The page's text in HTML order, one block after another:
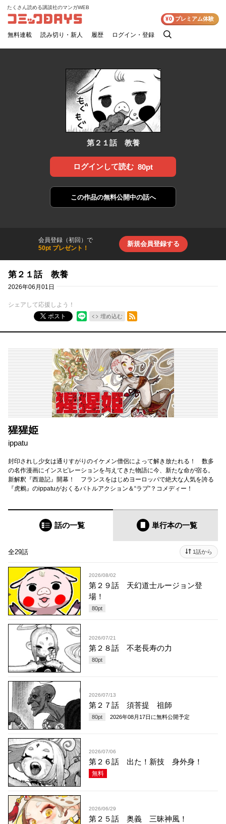
コミックDAYS
たくさん読める講談社のマンガWEB
無料連載 読み切り・新人 履歴 ログイン・登録
検
¥0 プレミアム体験
第２１話 教養
ログインして読む 80pt
この作品の無料公開中の話へ
会員登録（初回）で
50pt プレゼント！
新規会員登録する
第２１話 教養
2026年06月01日
シェアして応援しよう！
ポスト
埋め込む
RSSフィード
猩猩姫
ippatu
封印されし少女は通りすがりのイケメン僧侶によって解き放たれる！ 数多
の名作漫画にインスピレーションを与えてきた物語に今、新たな命が宿る。
新解釈『西遊記』開幕！ フランスをはじめヨーロッパで絶大な人気を誇る
『虎鶫』のippatuがおくるバトルアクション＆“ラブ”？コメディー！
話の一覧 単行本の一覧
全29話 1話から
2026/08/02
第２９話 天幻道士ルージョン登
場！
80pt
2026/07/21
第２８話 不老長寿の力
80pt
2026/07/13
第２７話 須菩提 祖師
80pt 2026年08月17日 に無料公開予定
2026/07/06
第２６話 出た！新技 身外身！
無料
2026/06/29
第２５話 奥義 三昧神風！